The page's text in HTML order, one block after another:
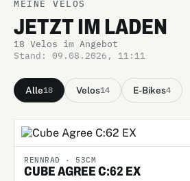
MEINE VELOS
JETZT IM LADEN
18 Velos im Angebot
Stand: 09.08.2026, 11:11
Alle18 Velos14 E-Bikes4
RENNRAD · 53CM
CUBE AGREE C:62 EX